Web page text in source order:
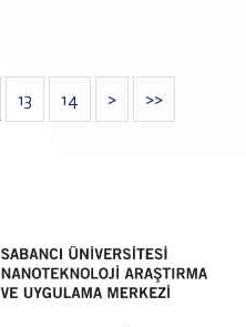
13 14 > >>